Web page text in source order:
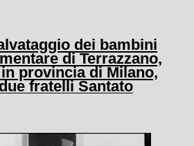
dei bambini
di Terrazzano,
provincia di Milano,
fratelli Santato